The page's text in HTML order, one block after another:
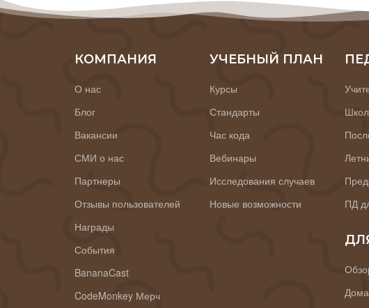
КОМПАНИЯ
О нас
Блог
Вакансии
СМИ о нас
Партнеры
Отзывы пользователей
Награды
События
BananaCast
CodeMonkey Мерч
УЧЕБНЫЙ ПЛАН
Курсы
Стандарты
Час кода
Вебинары
Исследования случаев
Новые возможности
ПД